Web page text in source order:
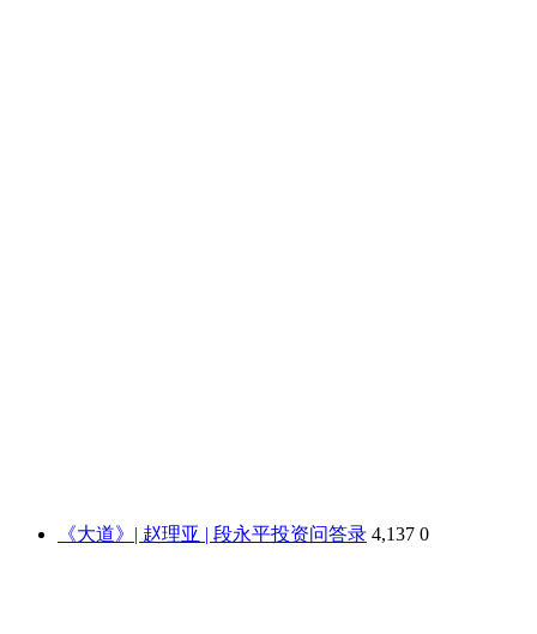
《大道》| 赵理亚 | 段永平投资问答录 4,137 0